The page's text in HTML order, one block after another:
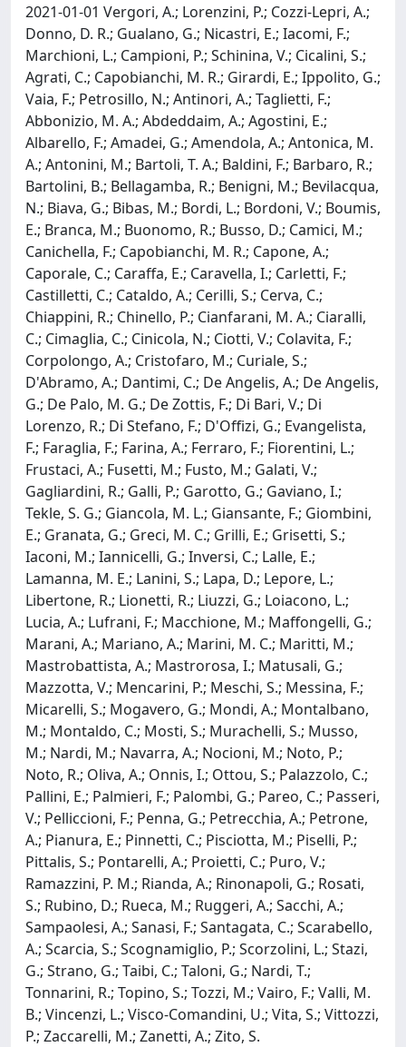
2021-01-01 Vergori, A.; Lorenzini, P.; Cozzi-Lepri, A.;
Donno, D. R.; Gualano, G.; Nicastri, E.; Iacomi, F.;
Marchioni, L.; Campioni, P.; Schinina, V.; Cicalini, S.;
Agrati, C.; Capobianchi, M. R.; Girardi, E.; Ippolito, G.;
Vaia, F.; Petrosillo, N.; Antinori, A.; Taglietti, F.;
Abbonizio, M. A.; Abdeddaim, A.; Agostini, E.;
Albarello, F.; Amadei, G.; Amendola, A.; Antonica, M.
A.; Antonini, M.; Bartoli, T. A.; Baldini, F.; Barbaro, R.;
Bartolini, B.; Bellagamba, R.; Benigni, M.; Bevilacqua,
N.; Biava, G.; Bibas, M.; Bordi, L.; Bordoni, V.; Boumis,
E.; Branca, M.; Buonomo, R.; Busso, D.; Camici, M.;
Canichella, F.; Capobianchi, M. R.; Capone, A.;
Caporale, C.; Caraffa, E.; Caravella, I.; Carletti, F.;
Castilletti, C.; Cataldo, A.; Cerilli, S.; Cerva, C.;
Chiappini, R.; Chinello, P.; Cianfarani, M. A.; Ciaralli,
C.; Cimaglia, C.; Cinicola, N.; Ciotti, V.; Colavita, F.;
Corpolongo, A.; Cristofaro, M.; Curiale, S.;
D'Abramo, A.; Dantimi, C.; De Angelis, A.; De Angelis,
G.; De Palo, M. G.; De Zottis, F.; Di Bari, V.; Di
Lorenzo, R.; Di Stefano, F.; D'Offizi, G.; Evangelista,
F.; Faraglia, F.; Farina, A.; Ferraro, F.; Fiorentini, L.;
Frustaci, A.; Fusetti, M.; Fusto, M.; Galati, V.;
Gagliardini, R.; Galli, P.; Garotto, G.; Gaviano, I.;
Tekle, S. G.; Giancola, M. L.; Giansante, F.; Giombini,
E.; Granata, G.; Greci, M. C.; Grilli, E.; Grisetti, S.;
Iaconi, M.; Iannicelli, G.; Inversi, C.; Lalle, E.;
Lamanna, M. E.; Lanini, S.; Lapa, D.; Lepore, L.;
Libertone, R.; Lionetti, R.; Liuzzi, G.; Loiacono, L.;
Lucia, A.; Lufrani, F.; Macchione, M.; Maffongelli, G.;
Marani, A.; Mariano, A.; Marini, M. C.; Maritti, M.;
Mastrobattista, A.; Mastrorosa, I.; Matusali, G.;
Mazzotta, V.; Mencarini, P.; Meschi, S.; Messina, F.;
Micarelli, S.; Mogavero, G.; Mondi, A.; Montalbano,
M.; Montaldo, C.; Mosti, S.; Murachelli, S.; Musso,
M.; Nardi, M.; Navarra, A.; Nocioni, M.; Noto, P.;
Noto, R.; Oliva, A.; Onnis, I.; Ottou, S.; Palazzolo, C.;
Pallini, E.; Palmieri, F.; Palombi, G.; Pareo, C.; Passeri,
V.; Pelliccioni, F.; Penna, G.; Petrecchia, A.; Petrone,
A.; Pianura, E.; Pinnetti, C.; Pisciotta, M.; Piselli, P.;
Pittalis, S.; Pontarelli, A.; Proietti, C.; Puro, V.;
Ramazzini, P. M.; Rianda, A.; Rinonapoli, G.; Rosati,
S.; Rubino, D.; Rueca, M.; Ruggeri, A.; Sacchi, A.;
Sampaolesi, A.; Sanasi, F.; Santagata, C.; Scarabello,
A.; Scarcia, S.; Scognamiglio, P.; Scorzolini, L.; Stazi,
G.; Strano, G.; Taibi, C.; Taloni, G.; Nardi, T.;
Tonnarini, R.; Topino, S.; Tozzi, M.; Vairo, F.; Valli, M.
B.; Vincenzi, L.; Visco-Comandini, U.; Vita, S.; Vittozzi,
P.; Zaccarelli, M.; Zanetti, A.; Zito, S.